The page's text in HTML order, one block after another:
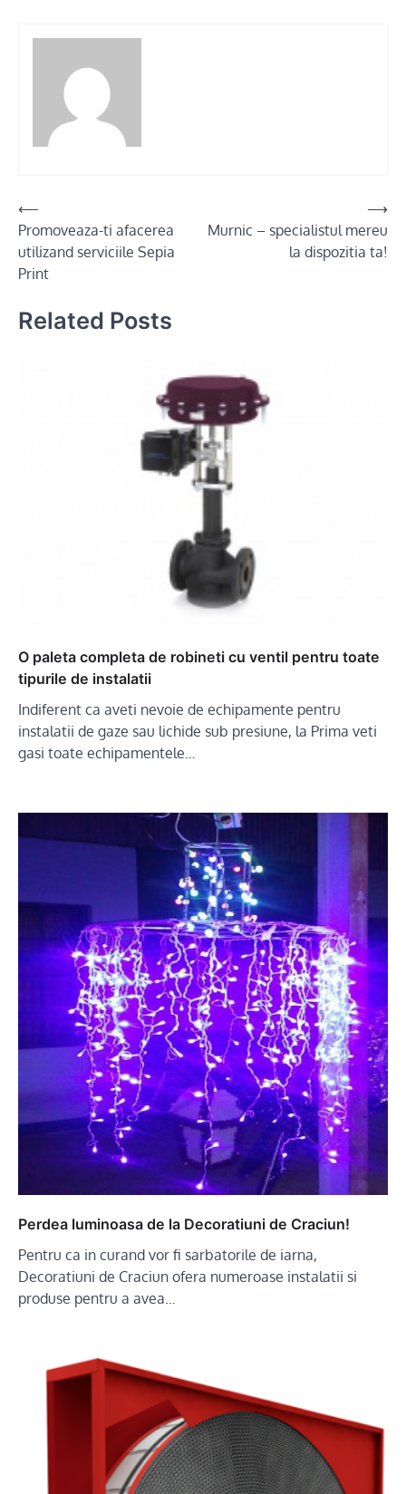
Post
navigation
⟵
Promoveaza-ti afacerea
utilizand serviciile Sepia
Print
Murnic – specialistul mereu
la dispozitia ta!
⟶
Related Posts
O paleta completa de robineti cu ventil pentru toate
tipurile de instalatii
Indiferent ca aveti nevoie de echipamente pentru
instalatii de gaze sau lichide sub presiune, la Prima veti
gasi toate echipamentele…
Perdea luminoasa de la Decoratiuni de Craciun!
Pentru ca in curand vor fi sarbatorile de iarna,
Decoratiuni de Craciun ofera numeroase instalatii si
produse pentru a avea…